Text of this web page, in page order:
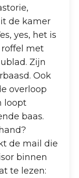
de kamer
yes, het is
roffel met
Zijn
Ook
overloop
loopt
baas.
de mail die
binnen
te lezen: